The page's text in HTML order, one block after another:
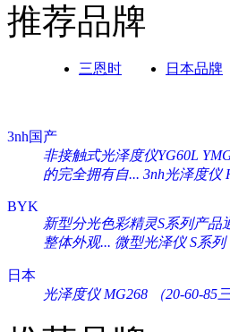
推荐品牌
三恩时 日本品牌
3nh国产
非接触式光泽度仪YG60L
的完全拥有自... 3nh光泽度仪
BYK
新型分光色彩精灵S系列产品
整体外观... 微型光泽仪 S系列
日本
光泽度仪 MG268 （20-60-85